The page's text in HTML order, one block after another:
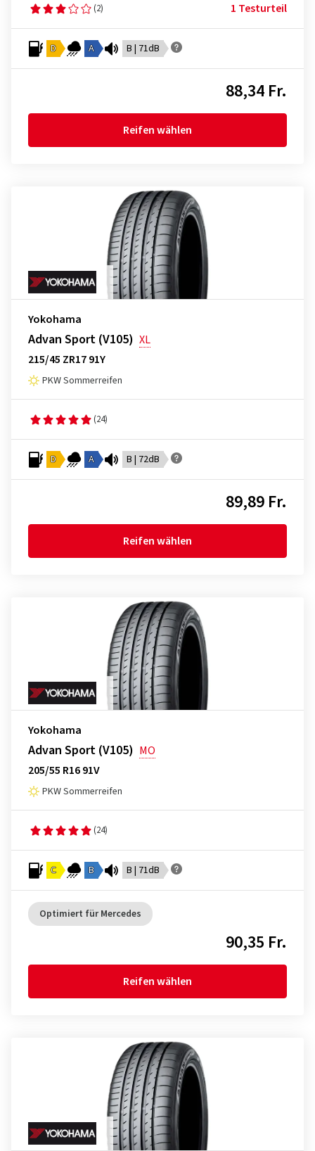
(2) 1 Testurteil
D A B | 71dB
88,34 Fr.
Reifen wählen
Yokohama
Advan Sport (V105) XL
215/45 ZR17 91Y
PKW Sommerreifen
(24)
D A B | 72dB
89,89 Fr.
Reifen wählen
Yokohama
Advan Sport (V105) MO
205/55 R16 91V
PKW Sommerreifen
(24)
C B B | 71dB
Optimiert für Mercedes
90,35 Fr.
Reifen wählen